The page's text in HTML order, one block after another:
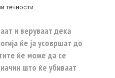
течности.
и веруваат дека
ќе ја усовршат до
ќе може да се
што ќе убиваат